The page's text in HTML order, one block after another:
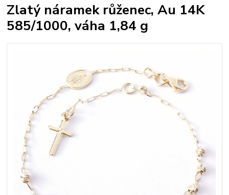
Zlatý náramek růženec, Au 14K
585/1000, váha 1,84 g